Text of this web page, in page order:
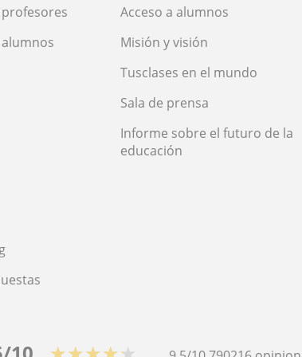
Acceso a alumnos
Misión y visión
Tusclases en el mundo
Sala de prensa
Informe sobre el futuro de la
educación